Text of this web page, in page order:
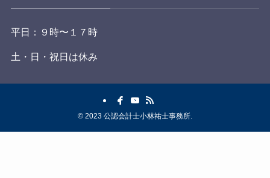
平日：９時〜１７時
土・日・祝日は休み
© 2023 公認会計士小林祐士事務所.